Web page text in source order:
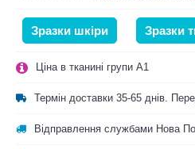
Зразки шкіри Зразки
Ціна в тканині групи A1
Термін доставки 35-65 днів.
Відправлення службами Нова